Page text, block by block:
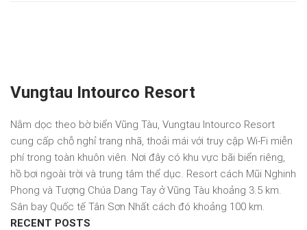
Vungtau Intourco Resort
Nằm dọc theo bờ biển Vũng Tàu, Vungtau Intourco Resort
cung cấp chỗ nghỉ trang nhã, thoải mái với truy cập Wi-Fi miễn
phí trong toàn khuôn viên. Nơi đây có khu vực bãi biển riêng,
hồ bơi ngoài trời và trung tâm thể dục. Resort cách Mũi Nghinh
Phong và Tượng Chúa Dang Tay ở Vũng Tàu khoảng 3.5 km.
Sân bay Quốc tế Tân Sơn Nhất cách đó khoảng 100 km.
RECENT POSTS